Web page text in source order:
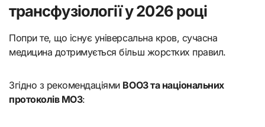
трансфузіології у 2026 році
Попри те, що існує універсальна кров, сучасна
медицина дотримується більш жорстких правил.
Згідно з рекомендаціями ВООЗ та національних
протоколів МОЗ: